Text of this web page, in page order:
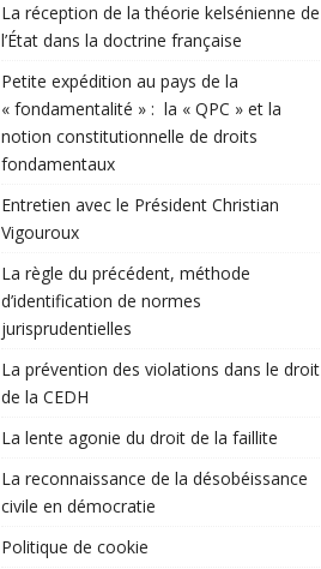
La réception de la théorie kelsénienne de
l’État dans la doctrine française
Petite expédition au pays de la
« fondamentalité » : la « QPC » et la
notion constitutionnelle de droits
fondamentaux
Entretien avec le Président Christian
Vigouroux
La règle du précédent, méthode
d’identification de normes
jurisprudentielles
La prévention des violations dans le droit
de la CEDH
La lente agonie du droit de la faillite
La reconnaissance de la désobéissance
civile en démocratie
Politique de cookie